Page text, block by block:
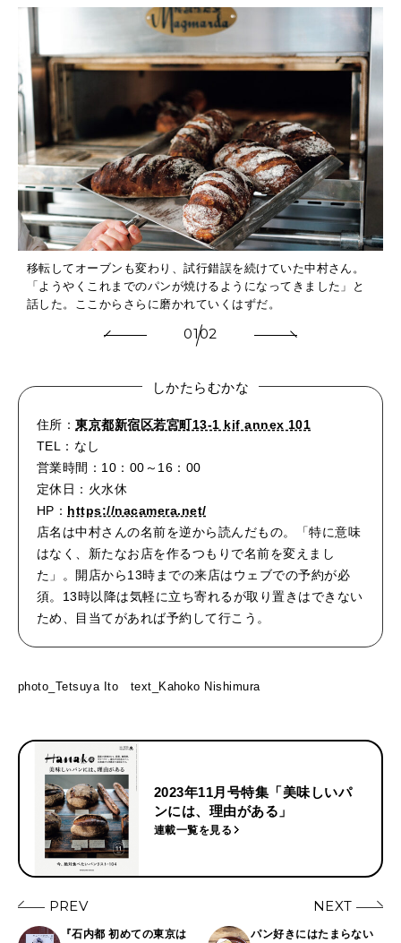
移転してオーブンも変わり、試行錯誤を続けていた中村さん。
「ようやくこれまでのパンが焼けるようになってきました」と
話した。ここからさらに磨かれていくはずだ。
0102
しかたらむかな
住所：東京都新宿区若宮町13-1 kif annex 101
TEL：なし
営業時間：10：00～16：00
定休日：火水休
HP： https://nacamera.net/
店名は中村さんの名前を逆から読んだもの。「特に意味
はなく、新たなお店を作るつもりで名前を変えまし
た」。開店から13時までの来店はウェブでの予約が必
須。13時以降は気軽に立ち寄れるが取り置きはできない
ため、目当てがあれば予約して行こう。
photo_Tetsuya Ito text_Kahoko Nishimura
2023年11月号特集「美味しいパ
ンには、理由がある」
連載一覧を見る
PREV
『石内都 初めての東京は
NEXT
パン好きにはたまらない